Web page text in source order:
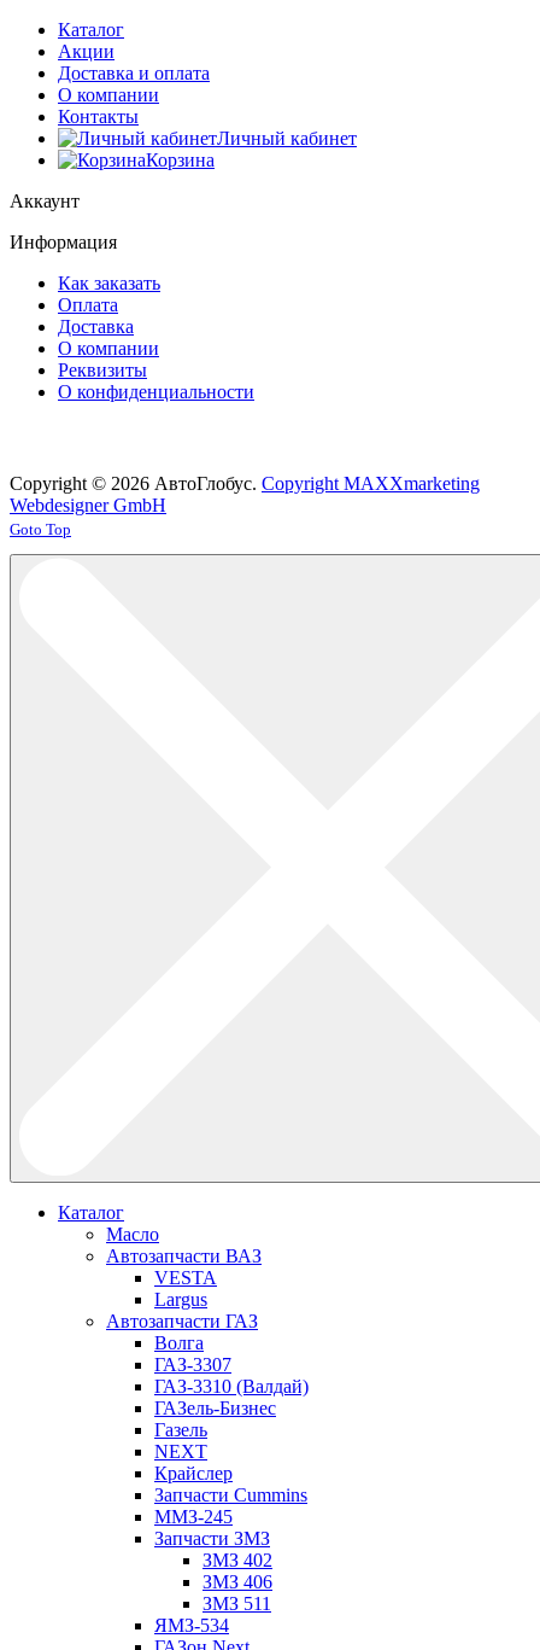
Каталог
Акции
Доставка и оплата
О компании
Контакты
Личный кабинет
Корзина
Аккаунт
Информация
Как заказать
Оплата
Доставка
О компании
Реквизиты
О конфиденциальности
Copyright © 2026 АвтоГлобус. Copyright MAXXmarketing
Webdesigner GmbH
Joomla! 3 Templates
Goto Top
Каталог
Масло
Автозапчасти ВАЗ
VESTA
Largus
Автозапчасти ГАЗ
Волга
ГАЗ-3307
ГАЗ-3310 (Валдай)
ГАЗель-Бизнес
Газель
NEXT
Крайслер
Запчасти Cummins
ММЗ-245
Запчасти ЗМЗ
ЗМЗ 402
ЗМЗ 406
ЗМЗ 511
ЯМЗ-534